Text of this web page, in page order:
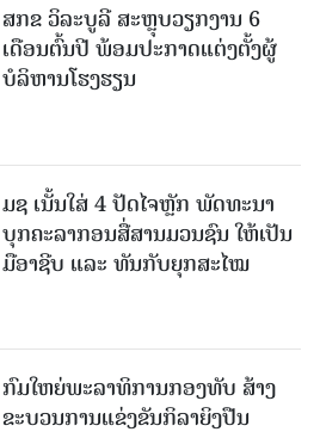
ສກຂ ວິລະບູລີ ສະຫຼຸບວຽກງານ 6
ເດືອນຕົ້ນປີ ພ້ອມປະກາດແຕ່ງຕັ້ງຜູ້
ບໍລິຫານໂຮງຮຽນ
ມຊ ເນັ້ນໃສ່ 4 ປັດໄຈຫຼັກ ພັດທະນາ
ບຸກຄະລາກອນສື່ສານມວນຊົນ ໃຫ້ເປັນ
ມືອາຊີບ ແລະ ທັນກັບຍຸກສະໄໝ
ກົມໃຫຍ່ພະລາທິການກອງທັບ ສ້າງ
ຂະບວນການແຂ່ງຂັນກິລາຍິງປືນ